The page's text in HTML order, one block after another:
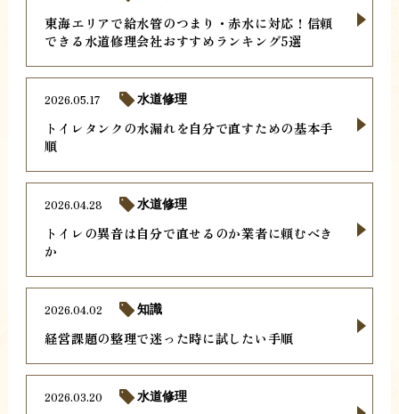
東海エリアで給水管のつまり・赤水に対応！信頼
できる水道修理会社おすすめランキング5選
トイレタンクの水漏れを自分で直すための基本手
順
2026.05.17 水道修理
トイレの異音は自分で直せるのか業者に頼むべき
か
2026.04.28 水道修理
経営課題の整理で迷った時に試したい手順
2026.04.02 知識
2026.03.20 水道修理